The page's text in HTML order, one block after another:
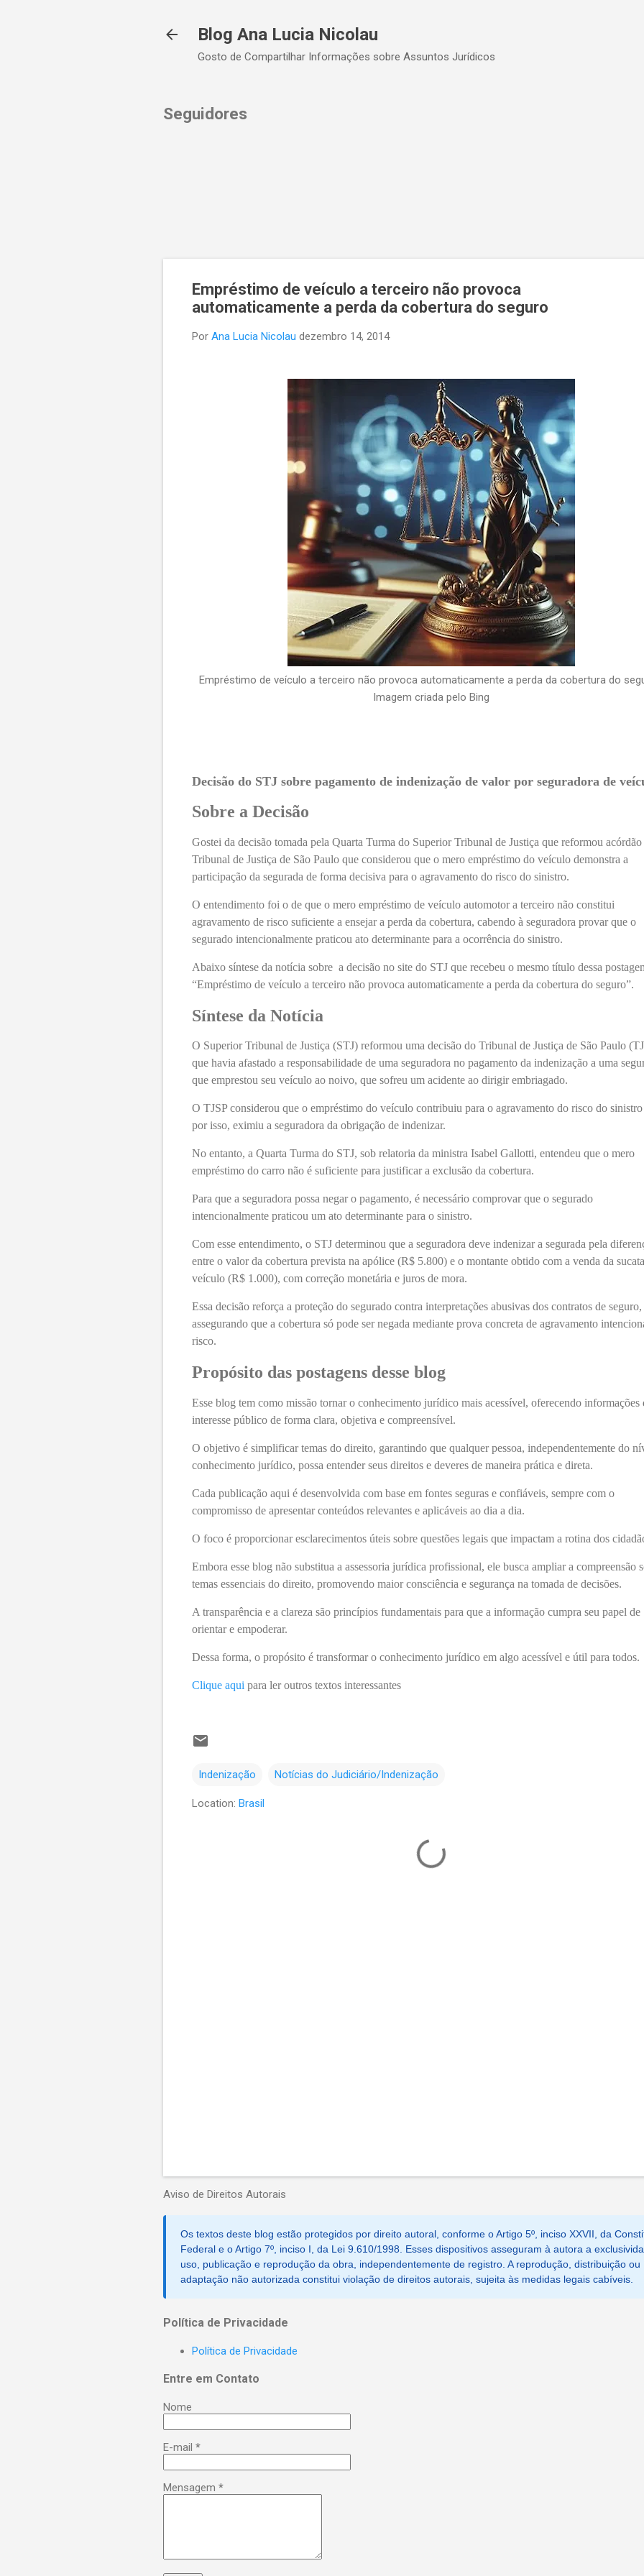
Blog Ana Lucia Nicolau
Gosto de Compartilhar Informações sobre Assuntos Jurídicos
Seguidores
Empréstimo de veículo a terceiro não provoca
automaticamente a perda da cobertura do seguro
Por Ana Lucia Nicolau dezembro 14, 2014
Empréstimo de veículo a terceiro não provoca automaticamente a perda da cobertura do
Imagem criada pelo Bing
Decisão do STJ sobre pagamento de indenização de valor por seguradora de
Sobre a Decisão
Gostei da decisão tomada pela Quarta Turma do Superior Tribunal de Justiça que reformou
Tribunal de Justiça de São Paulo que considerou que o mero empréstimo do veículo demonstra a
participação da segurada de forma decisiva para o agravamento do risco do sinistro.
O entendimento foi o de que o mero empréstimo de veículo automotor a terceiro não constitui
agravamento de risco suficiente a ensejar a perda da cobertura, cabendo à seguradora provar que o
segurado intencionalmente praticou ato determinante para a ocorrência do sinistro.
Abaixo síntese da notícia sobre a decisão no site do STJ que recebeu o mesmo título dessa
“Empréstimo de veículo a terceiro não provoca automaticamente a perda da cobertura do seguro”.
Síntese da Notícia
O Superior Tribunal de Justiça (STJ) reformou uma decisão do Tribunal de Justiça de São Paulo
que havia afastado a responsabilidade de uma seguradora no pagamento da indenização a uma
que emprestou seu veículo ao noivo, que sofreu um acidente ao dirigir embriagado.
O TJSP considerou que o empréstimo do veículo contribuiu para o agravamento do risco do sinistro
por isso, eximiu a seguradora da obrigação de indenizar.
No entanto, a Quarta Turma do STJ, sob relatoria da ministra Isabel Gallotti, entendeu que o mero
empréstimo do carro não é suficiente para justificar a exclusão da cobertura.
Para que a seguradora possa negar o pagamento, é necessário comprovar que o segurado
intencionalmente praticou um ato determinante para o sinistro.
Com esse entendimento, o STJ determinou que a seguradora deve indenizar a segurada pela
entre o valor da cobertura prevista na apólice (R$ 5.800) e o montante obtido com a venda da
veículo (R$ 1.000), com correção monetária e juros de mora.
Essa decisão reforça a proteção do segurado contra interpretações abusivas dos contratos de seguro,
assegurando que a cobertura só pode ser negada mediante prova concreta de agravamento
risco.
Propósito das postagens desse blog
Esse blog tem como missão tornar o conhecimento jurídico mais acessível, oferecendo informações
interesse público de forma clara, objetiva e compreensível.
O objetivo é simplificar temas do direito, garantindo que qualquer pessoa, independentemente do
conhecimento jurídico, possa entender seus direitos e deveres de maneira prática e direta.
Cada publicação aqui é desenvolvida com base em fontes seguras e confiáveis, sempre com o
compromisso de apresentar conteúdos relevantes e aplicáveis ao dia a dia.
O foco é proporcionar esclarecimentos úteis sobre questões legais que impactam a rotina dos
Embora esse blog não substitua a assessoria jurídica profissional, ele busca ampliar a compreensão
temas essenciais do direito, promovendo maior consciência e segurança na tomada de decisões.
A transparência e a clareza são princípios fundamentais para que a informação cumpra seu papel de
orientar e empoderar.
Dessa forma, o propósito é transformar o conhecimento jurídico em algo acessível e útil para todos.
Clique aqui para ler outros textos interessantes
Indenização Notícias do Judiciário/Indenização
Location: Brasil
Aviso de Direitos Autorais
Os textos deste blog estão protegidos por direito autoral, conforme o Artigo 5º, inciso XXVII, da
Federal e o Artigo 7º, inciso I, da Lei 9.610/1998. Esses dispositivos asseguram à autora a
uso, publicação e reprodução da obra, independentemente de registro. A reprodução, distribuição ou
adaptação não autorizada constitui violação de direitos autorais, sujeita às medidas legais cabíveis.
Política de Privacidade
Política de Privacidade
Entre em Contato
Nome
E-mail *
Mensagem *